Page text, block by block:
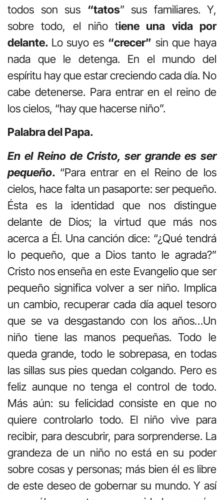
todos son sus “tatos” sus familiares. Y,
sobre todo, el niño tiene una vida por
delante. Lo suyo es “crecer” sin que haya
nada que le detenga. En el mundo del
espíritu hay que estar creciendo cada día. No
cabe detenerse. Para entrar en el reino de
los cielos, “hay que hacerse niño”.
Palabra del Papa.
En el Reino de Cristo, ser grande es ser
pequeño. “Para entrar en el Reino de los
cielos, hace falta un pasaporte: ser pequeño.
Ésta es la identidad que nos distingue
delante de Dios; la virtud que más nos
acerca a Él. Una canción dice: “¿Qué tendrá
lo pequeño, que a Dios tanto le agrada?”
Cristo nos enseña en este Evangelio que ser
pequeño significa volver a ser niño. Implica
un cambio, recuperar cada día aquel tesoro
que se va desgastando con los años…Un
niño tiene las manos pequeñas. Todo le
queda grande, todo le sobrepasa, en todas
las sillas sus pies quedan colgando. Pero es
feliz aunque no tenga el control de todo.
Más aún: su felicidad consiste en que no
quiere controlarlo todo. El niño vive para
recibir, para descubrir, para sorprenderse. La
grandeza de un niño no está en su poder
sobre cosas y personas; más bien él es libre
de este deseo de gobernar su mundo. Y así